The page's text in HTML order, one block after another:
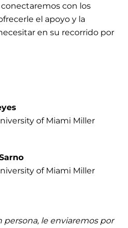
con los
el apoyo y la
en su recorrido por
of Miami Miller
of Miami Miller
persona, le enviaremos por